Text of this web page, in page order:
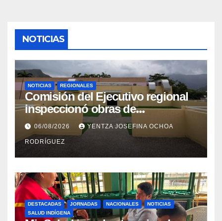
NOTICIAS
NOTICIAS REGIONALES
Comisión del Ejecutivo regional
inspeccionó obras de
recuperación en la Maternidad
Integral Aragua
06/08/2026 YENTZA JOSEFINA OCHOA
RODRÍGUEZ
DESTACADAS JORNADAS NACIONALES
NOTICIAS
SALUD INDÍGENA